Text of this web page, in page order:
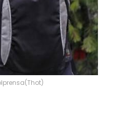
(Thot)